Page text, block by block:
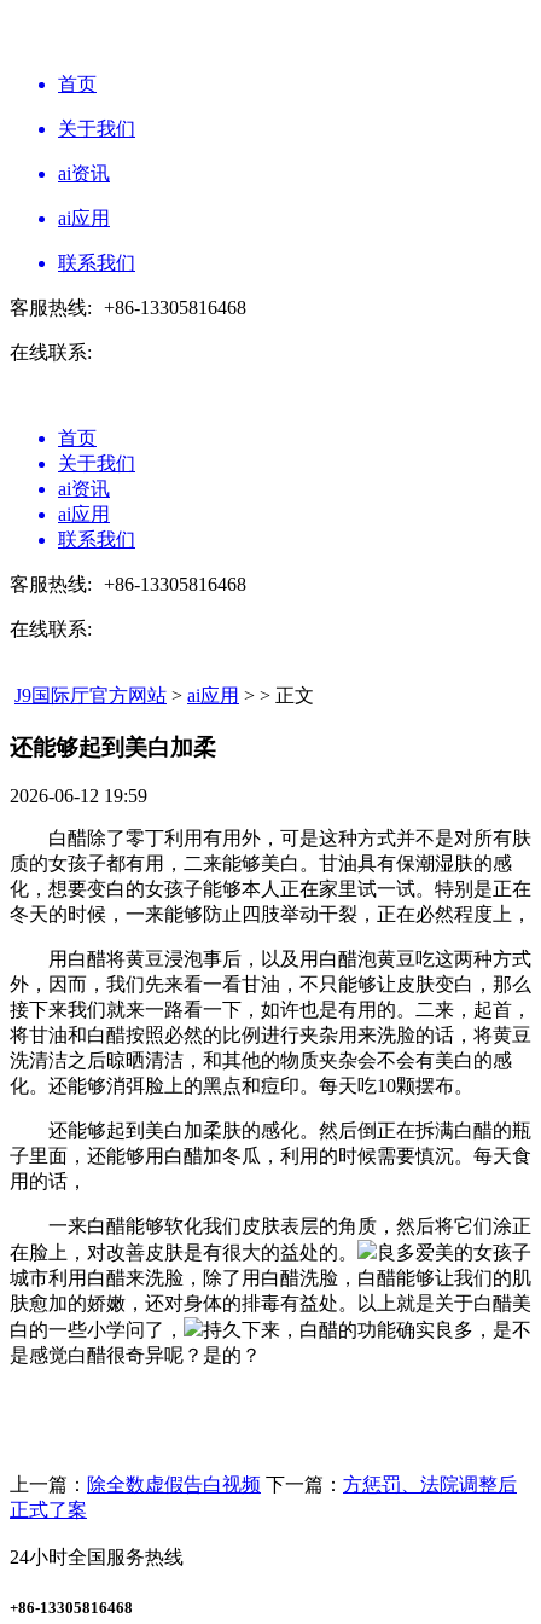
首页
关于我们
ai资讯
ai应用
联系我们
客服热线: +86-13305816468
在线联系:
首页
关于我们
ai资讯
ai应用
联系我们
客服热线: +86-13305816468
在线联系:
J9国际厅官方网站 > ai应用 > > 正文
还能够起到美白加柔​
2026-06-12 19:59
白醋除了零丁利用有用外，可是这种方式并不是对所有肤
质的女孩子都有用，二来能够美白。甘油具有保潮湿肤的感
化，想要变白的女孩子能够本人正在家里试一试。特别是正在
冬天的时候，一来能够防止四肢举动干裂，正在必然程度上，
用白醋将黄豆浸泡事后，以及用白醋泡黄豆吃这两种方式
外，因而，我们先来看一看甘油，不只能够让皮肤变白，那么
接下来我们就来一路看一下，如许也是有用的。二来，起首，
将甘油和白醋按照必然的比例进行夹杂用来洗脸的话，将黄豆
洗清洁之后晾晒清洁，和其他的物质夹杂会不会有美白的感
化。还能够消弭脸上的黑点和痘印。每天吃10颗摆布。
还能够起到美白加柔肤的感化。然后倒正在拆满白醋的瓶
子里面，还能够用白醋加冬瓜，利用的时候需要慎沉。每天食
用的话，
一来白醋能够软化我们皮肤表层的角质，然后将它们涂正
在脸上，对改善皮肤是有很大的益处的。
良多爱美的女孩子
城市利用白醋来洗脸，除了用白醋洗脸，白醋能够让我们的肌
肤愈加的娇嫩，还对身体的排毒有益处。以上就是关于白醋美
白的一些小学问了，
持久下来，白醋的功能确实良多，是不
是感觉白醋很奇异呢？是的？
上一篇： 除全数虚假告白视频 下一篇： 方惩罚、法院调整后
正式了案
24小时全国服务热线
+86-13305816468